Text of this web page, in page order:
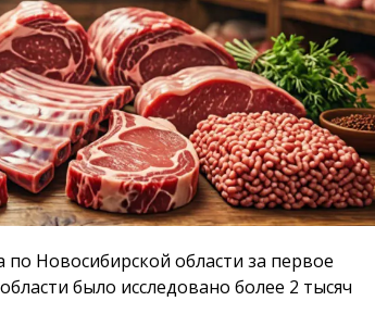
Новосибирской области за первое
было исследовано более 2 тысяч